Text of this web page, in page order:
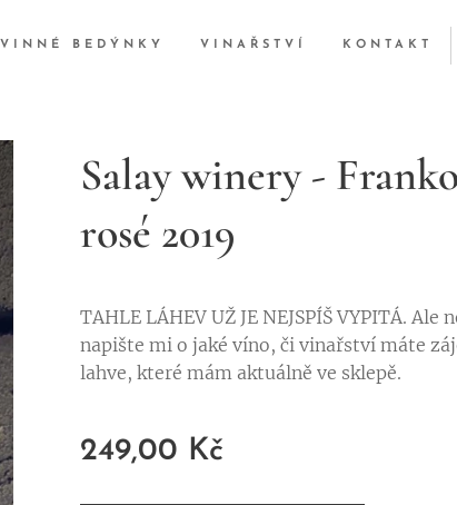
VINNÉ BEDÝNKY VINAŘSTVÍ KONTAKT
Salay winery -
rosé 2019
TAHLE LÁHEV UŽ JE NEJSPÍŠ VYPITÁ. Ale
napište mi o jaké víno, či vinařství máte
lahve, které mám aktuálně ve sklepě.
249,00 Kč